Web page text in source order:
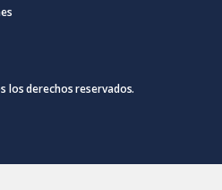
los derechos reservados.